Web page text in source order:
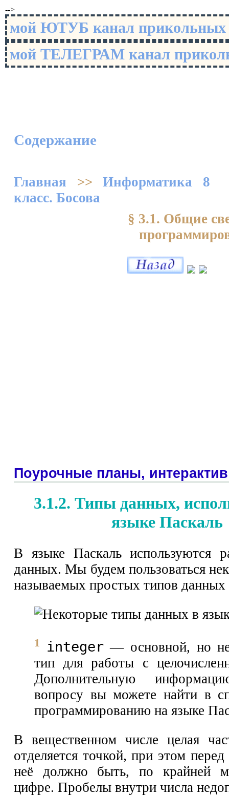
-->
мой ЮТУБ канал
мой ТЕЛЕГРАМ канал
Содержание
Главная >>Информатика 8
класс. Босова
§ 3.1. Общие
Поурочные планы, интерактив
3.1.2. Типы данных,
языке Паскаль
В языке Паскаль используются
данных. Мы будем пользоваться
называемых простых типов данных
1 integer— основной, но не
тип для работы с
Дополнительную
вопросу вы можете найти в
программированию на языке
В вещественном числе целая
отделяется точкой, при этом
неё должно быть, по крайней
цифре. Пробелы внутри числа